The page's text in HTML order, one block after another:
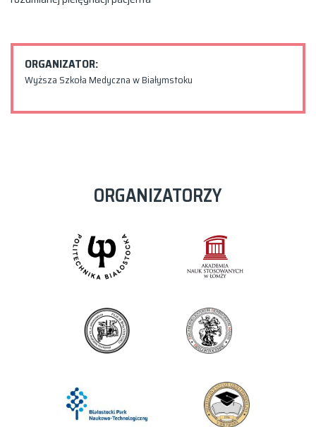
ORGANIZATOR:
Wyższa Szkoła Medyczna w Białymstoku
ORGANIZATORZY